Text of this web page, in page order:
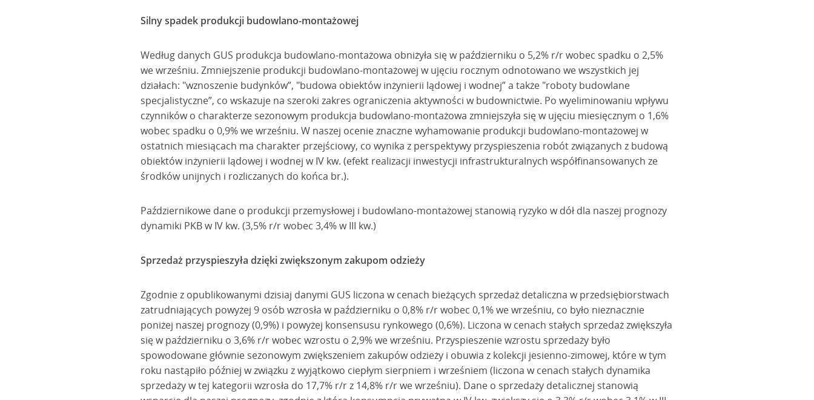
Silny spadek produkcji budowlano-montażowej
Według danych GUS produkcja budowlano-montażowa obniżyła się w październiku o 5,2% r/r wobec spadku o 2,5%
we wrześniu. Zmniejszenie produkcji budowlano-montażowej w ujęciu rocznym odnotowano we wszystkich jej
działach: "wznoszenie budynków”, "budowa obiektów inżynierii lądowej i wodnej” a także "roboty budowlane
specjalistyczne”, co wskazuje na szeroki zakres ograniczenia aktywności w budownictwie. Po wyeliminowaniu wpływu
czynników o charakterze sezonowym produkcja budowlano-montażowa zmniejszyła się w ujęciu miesięcznym o 1,6%
wobec spadku o 0,9% we wrześniu. W naszej ocenie znaczne wyhamowanie produkcji budowlano-montażowej w
ostatnich miesiącach ma charakter przejściowy, co wynika z perspektywy przyspieszenia robót związanych z budową
obiektów inżynierii lądowej i wodnej w IV kw. (efekt realizacji inwestycji infrastrukturalnych współfinansowanych ze
środków unijnych i rozliczanych do końca br.).
Październikowe dane o produkcji przemysłowej i budowlano-montażowej stanowią ryzyko w dół dla naszej prognozy
dynamiki PKB w IV kw. (3,5% r/r wobec 3,4% w III kw.)
Sprzedaż przyspieszyła dzięki zwiększonym zakupom odzieży
Zgodnie z opublikowanymi dzisiaj danymi GUS liczona w cenach bieżących sprzedaż detaliczna w przedsiębiorstwach
zatrudniających powyżej 9 osób wzrosła w październiku o 0,8% r/r wobec 0,1% we wrześniu, co było nieznacznie
poniżej naszej prognozy (0,9%) i powyżej konsensusu rynkowego (0,6%). Liczona w cenach stałych sprzedaż zwiększyła
się w październiku o 3,6% r/r wobec wzrostu o 2,9% we wrześniu. Przyspieszenie wzrostu sprzedaży było
spowodowane głównie sezonowym zwiększeniem zakupów odzieży i obuwia z kolekcji jesienno-zimowej, które w tym
roku nastąpiło później w związku z wyjątkowo ciepłym sierpniem i wrześniem (liczona w cenach stałych dynamika
sprzedaży w tej kategorii wzrosła do 17,7% r/r z 14,8% r/r we wrześniu). Dane o sprzedaży detalicznej stanowią